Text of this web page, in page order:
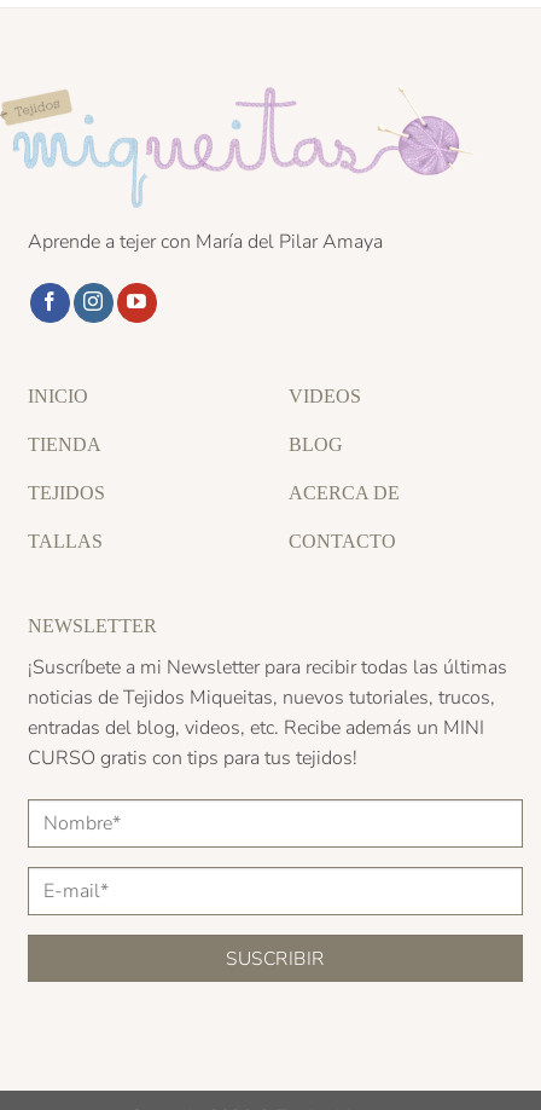
Aprende a tejer con María del Pilar Amaya
INICIO
TIENDA
TEJIDOS
TALLAS
VIDEOS
BLOG
ACERCA DE
CONTACTO
NEWSLETTER
¡Suscríbete a mi Newsletter para recibir todas las últimas
noticias de Tejidos Miqueitas, nuevos tutoriales, trucos,
entradas del blog, videos, etc. Recibe además un MINI
CURSO gratis con tips para tus tejidos!